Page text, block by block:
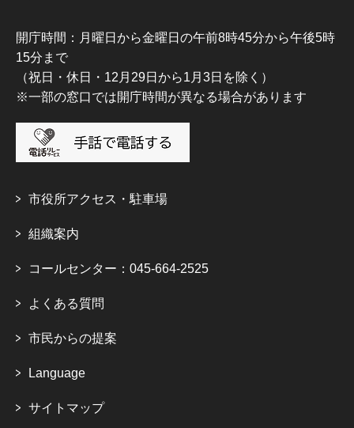
開庁時間：月曜日から金曜日の午前8時45分から午後5時
15分まで
（祝日・休日・12月29日から1月3日を除く）
※一部の窓口では開庁時間が異なる場合があります
市役所アクセス・駐車場
組織案内
コールセンター：045-664-2525
よくある質問
市民からの提案
Language
サイトマップ